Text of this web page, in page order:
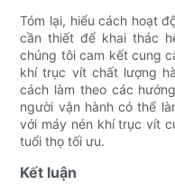
Tóm lại, hiểu cách hoạt
cần thiết để khai thác
chúng tôi cam kết cung
khí trục vít chất lượng
cách làm theo các
người vận hành có thể
với máy nén khí trục vít
tuổi thọ tối ưu.
Kết luận